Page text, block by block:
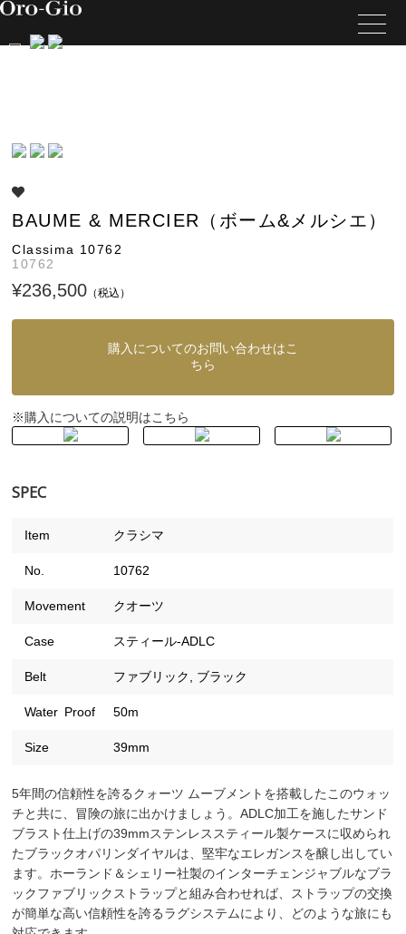
BAUME & MERCIER（ボーム&メルシエ）
Classima 10762
10762
¥236,500 （税込）
購入についてのお問い合わせはこ
ちら
※購入についての説明はこちら
SPEC
Item クラシマ
No. 10762
Movement クオーツ
Case スティール-ADLC
Belt ファブリック, ブラック
Water Proof 50m
Size 39mm
5年間の信頼性を誇るクォーツ ムーブメントを搭載したこのウォッ
チと共に、冒険の旅に出かけましょう。ADLC加工を施したサンド
ブラスト仕上げの39mmステンレススティール製ケースに収められ
たブラックオパリンダイヤルは、堅牢なエレガンスを醸し出してい
ます。ホーランド＆シェリー社製のインターチェンジャブルなブラ
ックファブリックストラップと組み合わせれば、ストラップの交換
が簡単な高い信頼性を誇るラグシステムにより、どのような旅にも